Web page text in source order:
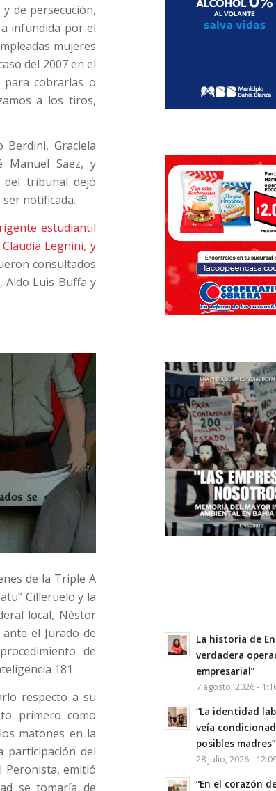
de persecución,
infundida por el
mujeres
del 2007 en el
cobrarlas o
a los tiros,
Graciela
Manuel Saez, y
del tribunal dejó
notificada.
estudiantil
Legnini, y
consultados
Aldo Luis Buffa y
de la Triple A
Cilleruelo y la
local, Néstor
el Jurado de
de
181.
respecto a su
primero como
matones en la
participación del
Peronista, emitió
se tomaría de
La historia de
verdadera
empresarial”
7 agosto, 2026 -
“La identidad
veía
posibles madres”
28 julio, 2026 -
“En el corazón